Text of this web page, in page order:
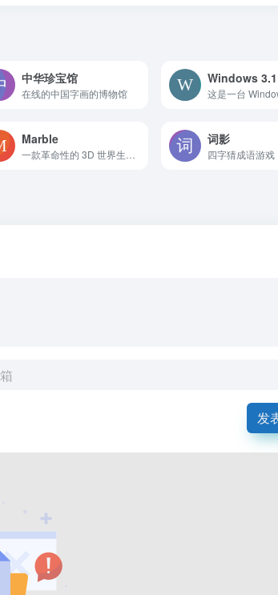
中华珍宝馆
在线的中国字画的博物馆
Windows
Marble 词影
四字猜成语游戏
发